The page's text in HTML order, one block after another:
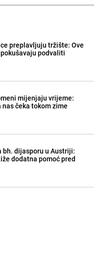
preplavljuju tržište: Ove
podvaliti
mijenjaju vrijeme:
čeka tokom zime
bh. dijasporu u Austriji:
dodatna pomoć pred